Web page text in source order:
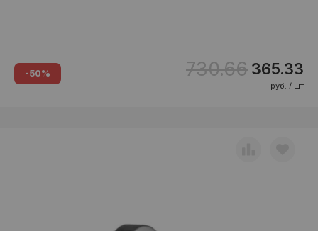
-50% 730.66 365.33
руб. / шт